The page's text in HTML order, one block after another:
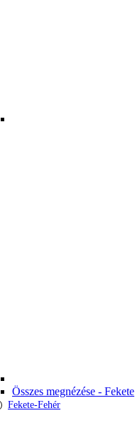
Összes megnézése - Fekete
Fekete-Fehér